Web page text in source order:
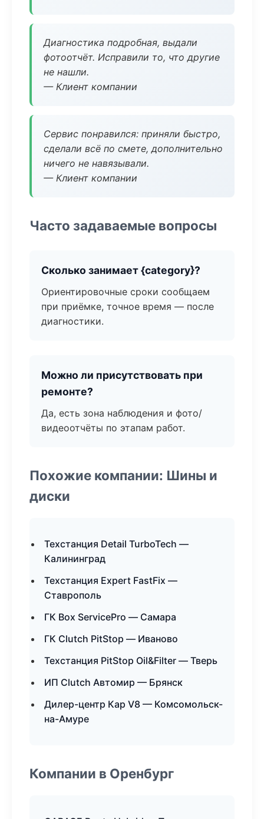
Диагностика подробная, выдали
фотоотчёт. Исправили то, что другие
не нашли.
— Клиент компании
Сервис понравился: приняли быстро,
сделали всё по смете, дополнительно
ничего не навязывали.
— Клиент компании
Часто задаваемые вопросы
Сколько занимает {category}?
Ориентировочные сроки сообщаем
при приёмке, точное время — после
диагностики.
Можно ли присутствовать при
ремонте?
Да, есть зона наблюдения и фото/
видеоотчёты по этапам работ.
Похожие компании: Шины и
диски
Техстанция Detail TurboTech —
Калининград
Техстанция Expert FastFix —
Ставрополь
ГК Box ServicePro — Самара
ГК Clutch PitStop — Иваново
Техстанция PitStop Oil&Filter — Тверь
ИП Clutch Автомир — Брянск
Дилер-центр Кар V8 — Комсомольск-
на-Амуре
Компании в Оренбург